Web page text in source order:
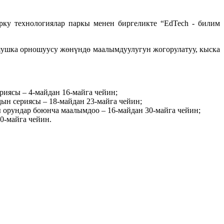
технологиялар паркы менен биргеликте “EdTech - билим
орношуусу жөнүндө маалымдуулугун жогорулатуу, кыска
– 4-майдан 16-майга чейин;
сериясы – 18-майдан 23-майга чейин;
боюнча маалымдоо – 16-майдан 30-майга чейин;
майга чейин.